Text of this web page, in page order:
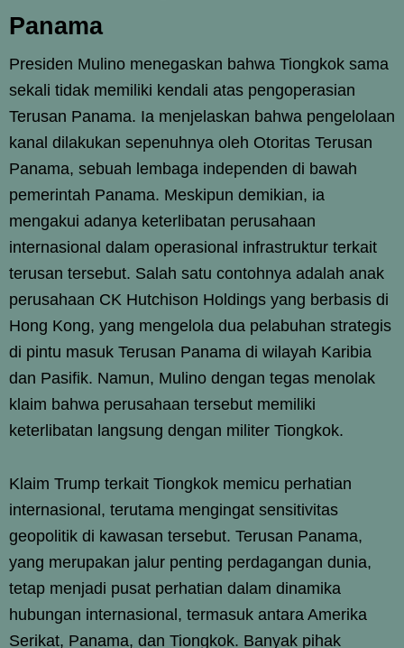
Panama
Presiden Mulino menegaskan bahwa Tiongkok sama
sekali tidak memiliki kendali atas pengoperasian
Terusan Panama. Ia menjelaskan bahwa pengelolaan
kanal dilakukan sepenuhnya oleh Otoritas Terusan
Panama, sebuah lembaga independen di bawah
pemerintah Panama. Meskipun demikian, ia
mengakui adanya keterlibatan perusahaan
internasional dalam operasional infrastruktur terkait
terusan tersebut. Salah satu contohnya adalah anak
perusahaan CK Hutchison Holdings yang berbasis di
Hong Kong, yang mengelola dua pelabuhan strategis
di pintu masuk Terusan Panama di wilayah Karibia
dan Pasifik. Namun, Mulino dengan tegas menolak
klaim bahwa perusahaan tersebut memiliki
keterlibatan langsung dengan militer Tiongkok.
Klaim Trump terkait Tiongkok memicu perhatian
internasional, terutama mengingat sensitivitas
geopolitik di kawasan tersebut. Terusan Panama,
yang merupakan jalur penting perdagangan dunia,
tetap menjadi pusat perhatian dalam dinamika
hubungan internasional, termasuk antara Amerika
Serikat, Panama, dan Tiongkok. Banyak pihak